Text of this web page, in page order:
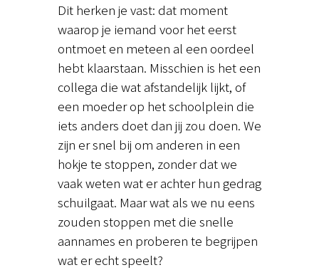
Dit herken je vast: dat moment
waarop je iemand voor het eerst
ontmoet en meteen al een oordeel
hebt klaarstaan. Misschien is het een
collega die wat afstandelijk lijkt, of
een moeder op het schoolplein die
iets anders doet dan jij zou doen. We
zijn er snel bij om anderen in een
hokje te stoppen, zonder dat we
vaak weten wat er achter hun gedrag
schuilgaat. Maar wat als we nu eens
zouden stoppen met die snelle
aannames en proberen te begrijpen
wat er echt speelt?